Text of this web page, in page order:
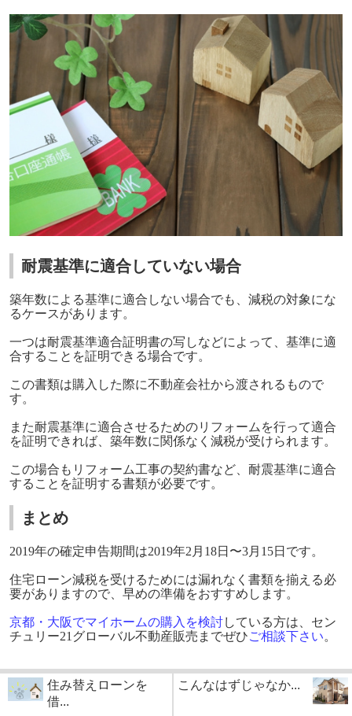
耐震基準に適合していない場合
築年数による基準に適合しない場合でも、減税の対象にな
るケースがあります。
一つは耐震基準適合証明書の写しなどによって、基準に適
合することを証明できる場合です。
この書類は購入した際に不動産会社から渡されるもので
す。
また耐震基準に適合させるためのリフォームを行って適合
を証明できれば、築年数に関係なく減税が受けられます。
この場合もリフォーム工事の契約書など、耐震基準に適合
することを証明する書類が必要です。
まとめ
2019年の確定申告期間は2019年2 月 18日〜3月 15日です。
住宅ローン減税を受けるためには漏れなく書類を揃える必
要がありますので、早めの準備をおすすめします。
京都・大阪でマイホームの購入を検討している方は、セン
チュリー21 グローバル不動産販売までぜひご相談下さい。
住み替えローンを
借...
こんなはずじゃなか...